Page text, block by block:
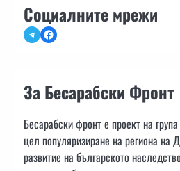
Социалните мрежи
TelegramFacebook
За Бесарабски Фронт
Бесарабски фронт е проект на
цел популяризиране на региона на
развитие на българското